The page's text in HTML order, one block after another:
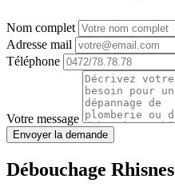
Nom complet
Adresse mail
Téléphone
Votre message
Envoyer la demande
Débouchage Rhisnes